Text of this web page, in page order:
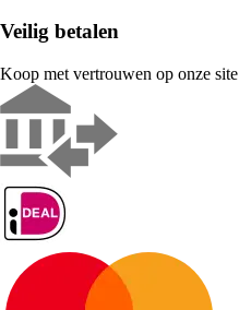
Veilig betalen
Koop met vertrouwen op onze site